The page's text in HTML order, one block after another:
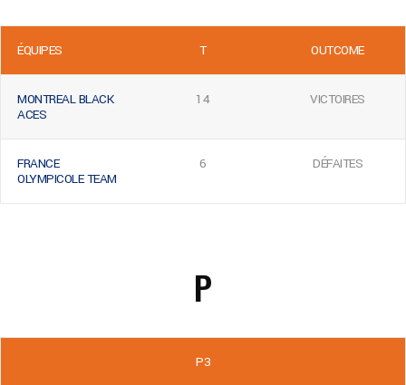
ÉQUIPES T OUTCOME
MONTREAL BLACK
ACES
14 VICTOIRES
FRANCE
OLYMPICOLE TEAM
6 DÉFAITES
P
P3